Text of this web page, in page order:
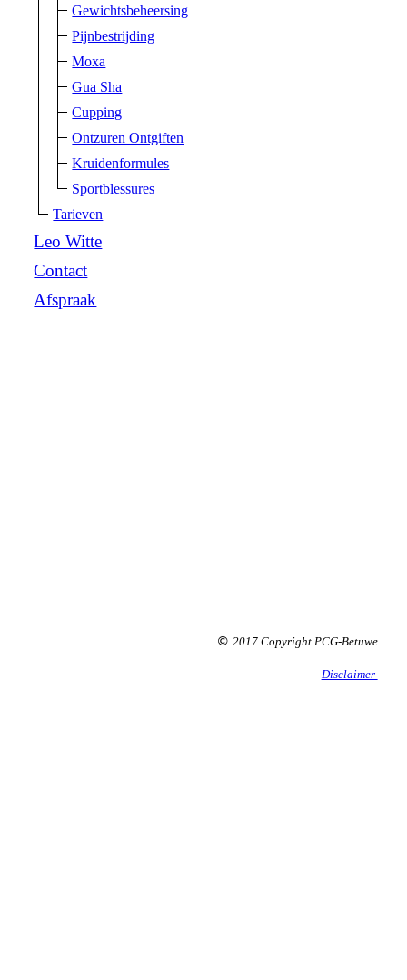
Gewichtsbeheersing
Pijnbestrijding
Moxa
Gua Sha
Cupping
Ontzuren Ontgiften
Kruidenformules
Sportblessures
Tarieven
Leo Witte
Contact
Afspraak
© 2017 Copyright PCG-Betuwe
Disclaimer